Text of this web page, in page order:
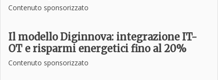
Contenuto sponsorizzato
Il modello Diginnova: integrazione IT-
OT e risparmi energetici fino al 20%
Contenuto sponsorizzato